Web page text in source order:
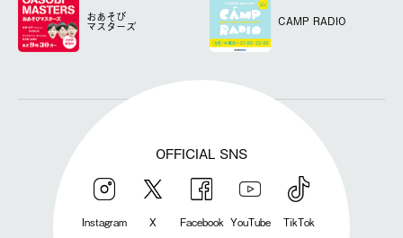
おあそび
マスターズ CAMP RADIO
OFFICIAL SNS
Instagram X Facebook YouTube TikTok